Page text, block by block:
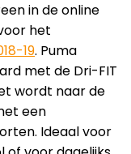
in de online
het
19. Puma
met de Dri-FIT
wordt naar de
een
Ideaal voor